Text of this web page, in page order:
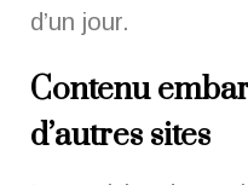
d’un jour.
Contenu
d’autres sites